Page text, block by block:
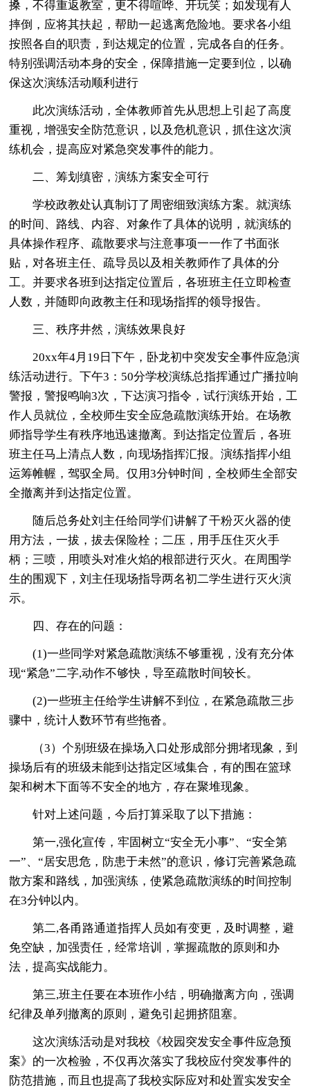
搡，不得重返教室，更不得喧哗、开玩笑；如发现有人
摔倒，应将其扶起，帮助一起逃离危险地。要求各小组
按照各自的职责，到达规定的位置，完成各自的任务。
特别强调活动本身的安全，保障措施一定要到位，以确
保这次演练活动顺利进行
此次演练活动，全体教师首先从思想上引起了高度
重视，增强安全防范意识，以及危机意识，抓住这次演
练机会，提高应对紧急突发事件的能力。
二、筹划缜密，演练方案安全可行
学校政教处认真制订了周密细致演练方案。就演练
的时间、路线、内容、对象作了具体的说明，就演练的
具体操作程序、疏散要求与注意事项一一作了书面张
贴，对各班主任、疏导员以及相关教师作了具体的分
工。并要求各班到达指定位置后，各班班主任立即检查
人数，并随即向政教主任和现场指挥的领导报告。
三、秩序井然，演练效果良好
20xx年4月19日下午，卧龙初中突发安全事件应急演
练活动进行。下午3：50分学校演练总指挥通过广播拉响
警报，警报鸣响3次，下达演习指令，试行演练开始，工
作人员就位，全校师生安全应急疏散演练开始。在场教
师指导学生有秩序地迅速撤离。到达指定位置后，各班
班主任马上清点人数，向现场指挥汇报。演练指挥小组
运筹帷幄，驾驭全局。仅用3分钟时间，全校师生全部安
全撤离并到达指定位置。
随后总务处刘主任给同学们讲解了干粉灭火器的使
用方法，一拔，拔去保险栓；二压，用手压住灭火手
柄；三喷，用喷头对准火焰的根部进行灭火。在周围学
生的围观下，刘主任现场指导两名初二学生进行灭火演
示。
四、存在的问题：
(1)一些同学对紧急疏散演练不够重视，没有充分体
现“紧急”二字,动作不够快，导至疏散时间较长。
(2)一些班主任给学生讲解不到位，在紧急疏散三步
骤中，统计人数环节有些拖沓。
（3）个别班级在操场入口处形成部分拥堵现象，到
操场后有的班级未能到达指定区域集合，有的围在篮球
架和树木下面等不安全的地方，存在聚堆现象。
针对上述问题，今后打算采取了以下措施：
第一,强化宣传，牢固树立“安全无小事”、“安全第
一”、“居安思危，防患于未然”的意识，修订完善紧急疏
散方案和路线，加强演练，使紧急疏散演练的时间控制
在3分钟以内。
第二,各甬路通道指挥人员如有变更，及时调整，避
免空缺，加强责任，经常培训，掌握疏散的原则和办
法，提高实战能力。
第三,班主任要在本班作小结，明确撤离方向，强调
纪律及单列撤离的原则，避免引起拥挤阻塞。
这次演练活动是对我校《校园突发安全事件应急预
案》的一次检验，不仅再次落实了我校应付突发事件的
防范措施，而且也提高了我校实际应对和处置实发安全